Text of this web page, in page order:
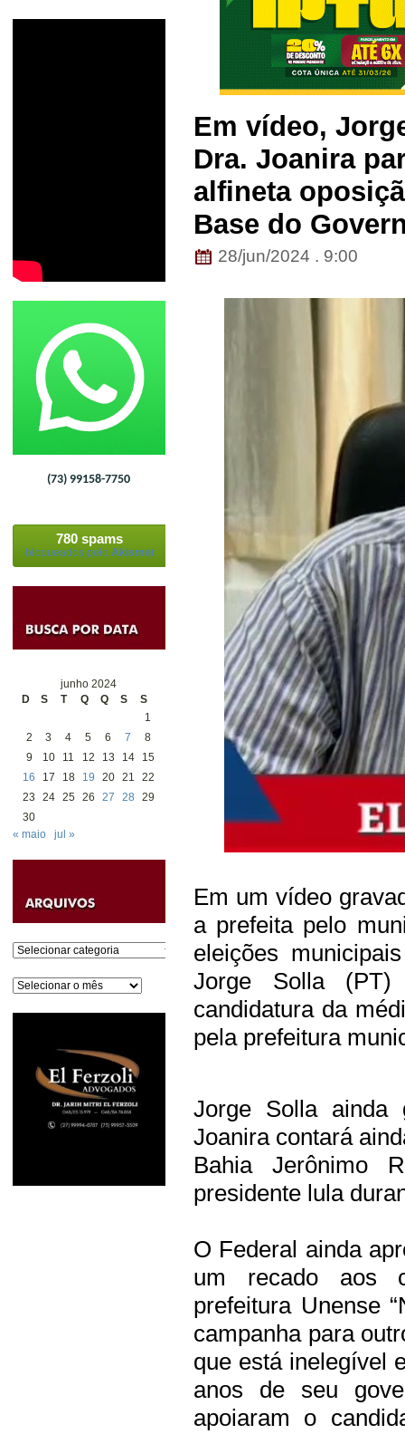
(73) 99158-7750
780 spams
bloqueados pelo Akismet
junho 2024
D
S T Q Q S
S
1
2
3 4 5 6 7
8
9
10 11 12 13 14
15
16
17 18 19 20 21
22
23
24 25 26 27 28
29
30
« maio
jul »
Categorias
Arquivos
Em vídeo,
Dra. Joanira
alfineta
Base do
28/jun/2024 . 9:00
Em um vídeo
a prefeita pelo
eleições
Jorge Solla
candidatura da
pela prefeitura
Jorge Solla ainda
Joanira contará
Bahia Jerônimo
presidente lula
O Federal ainda
um recado aos
prefeitura Unense
campanha para
que está inelegível
anos de seu
apoiaram o